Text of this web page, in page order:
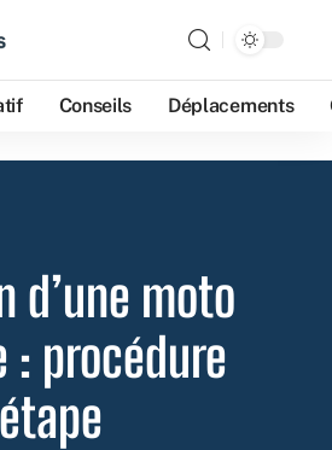
Conseils Déplacements
d’une moto
: procédure